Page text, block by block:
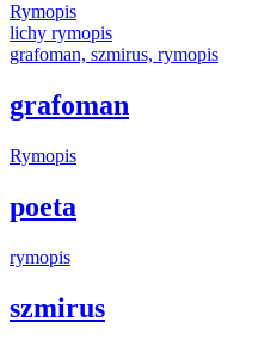
Rymopis
lichy rymopis
grafoman, szmirus, rymopis
grafoman
Rymopis
poeta
rymopis
szmirus